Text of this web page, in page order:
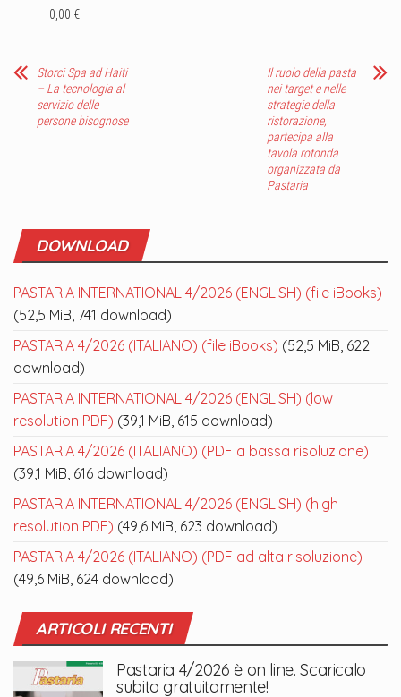
0,00 €
Storci Spa ad Haiti
– La tecnologia al
servizio delle
persone bisognose
Il ruolo della pasta
nei target e nelle
strategie della
ristorazione,
partecipa alla
tavola rotonda
organizzata da
Pastaria
DOWNLOAD
PASTARIA INTERNATIONAL 4/2026 (ENGLISH) (file iBooks)
(52,5 MiB, 741 download)
PASTARIA 4/2026 (ITALIANO) (file iBooks) (52,5 MiB, 622
download)
PASTARIA INTERNATIONAL 4/2026 (ENGLISH) (low
resolution PDF) (39,1 MiB, 615 download)
PASTARIA 4/2026 (ITALIANO) (PDF a bassa risoluzione)
(39,1 MiB, 616 download)
PASTARIA INTERNATIONAL 4/2026 (ENGLISH) (high
resolution PDF) (49,6 MiB, 623 download)
PASTARIA 4/2026 (ITALIANO) (PDF ad alta risoluzione)
(49,6 MiB, 624 download)
ARTICOLI RECENTI
Pastaria 4/2026 è on line. Scaricalo
subito gratuitamente!